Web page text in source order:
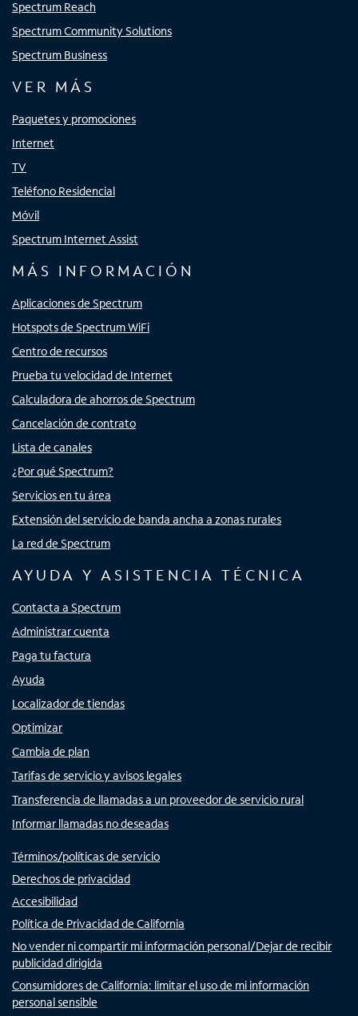
Spectrum Reach
Spectrum Community Solutions
Spectrum Business
VER MÁS
Paquetes y promociones
Internet
TV
Teléfono Residencial
Móvil
Spectrum Internet Assist
MÁS INFORMACIÓN
Aplicaciones de Spectrum
Hotspots de Spectrum WiFi
Centro de recursos
Prueba tu velocidad de Internet
Calculadora de ahorros de Spectrum
Cancelación de contrato
Lista de canales
¿Por qué Spectrum?
Servicios en tu área
Extensión del servicio de banda ancha a zonas rurales
La red de Spectrum
AYUDA Y ASISTENCIA TÉCNICA
Contacta a Spectrum
Administrar cuenta
Paga tu factura
Ayuda
Localizador de tiendas
Optimizar
Cambia de plan
Tarifas de servicio y avisos legales
Transferencia de llamadas a un proveedor de servicio rural
Informar llamadas no deseadas
Términos/políticas de servicio
Derechos de privacidad
Accesibilidad
Política de Privacidad de California
No vender ni compartir mi información personal/Dejar de recibir
publicidad dirigida
Consumidores de California: limitar el uso de mi información
personal sensible